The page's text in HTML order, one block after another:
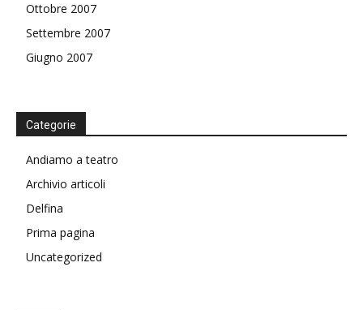
Ottobre 2007
Settembre 2007
Giugno 2007
Categorie
Andiamo a teatro
Archivio articoli
Delfina
Prima pagina
Uncategorized